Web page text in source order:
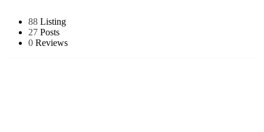
88 Listing
27 Posts
0 Reviews